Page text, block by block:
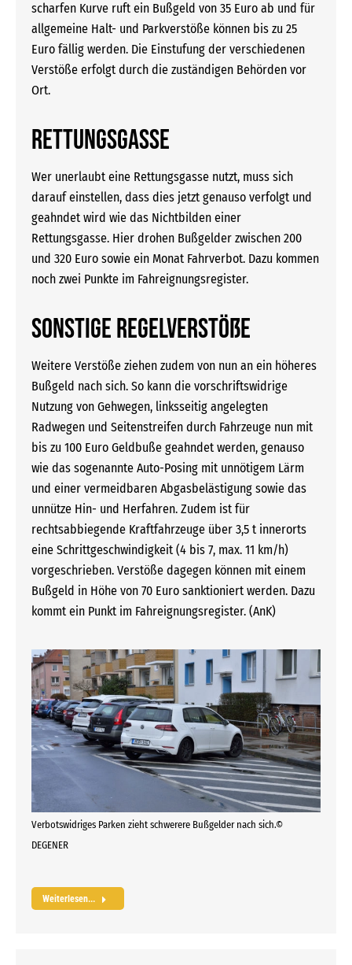
scharfen Kurve ruft ein Bußgeld von 35 Euro ab und für
allgemeine Halt- und Parkverstöße können bis zu 25
Euro fällig werden. Die Einstufung der verschiedenen
Verstöße erfolgt durch die zuständigen Behörden vor
Ort.
Rettungsgasse
Wer unerlaubt eine Rettungsgasse nutzt, muss sich
darauf einstellen, dass dies jetzt genauso verfolgt und
geahndet wird wie das Nichtbilden einer
Rettungsgasse. Hier drohen Bußgelder zwischen 200
und 320 Euro sowie ein Monat Fahrverbot. Dazu kommen
noch zwei Punkte im Fahreignungsregister.
Sonstige Regelverstöße
Weitere Verstöße ziehen zudem von nun an ein höheres
Bußgeld nach sich. So kann die vorschriftswidrige
Nutzung von Gehwegen, linksseitig angelegten
Radwegen und Seitenstreifen durch Fahrzeuge nun mit
bis zu 100 Euro Geldbuße geahndet werden, genauso
wie das sogenannte Auto-Posing mit unnötigem Lärm
und einer vermeidbaren Abgasbelästigung sowie das
unnütze Hin- und Herfahren. Zudem ist für
rechtsabbiegende Kraftfahrzeuge über 3,5 t innerorts
eine Schrittgeschwindigkeit (4 bis 7, max. 11 km/h)
vorgeschrieben. Verstöße dagegen können mit einem
Bußgeld in Höhe von 70 Euro sanktioniert werden. Dazu
kommt ein Punkt im Fahreignungsregister. (AnK)
Verbotswidriges Parken zieht schwerere Bußgelder nach sich.©
DEGENER
Weiterlesen...